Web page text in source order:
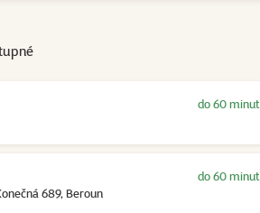
do 60 minut
689, Beroun
do 60 minut